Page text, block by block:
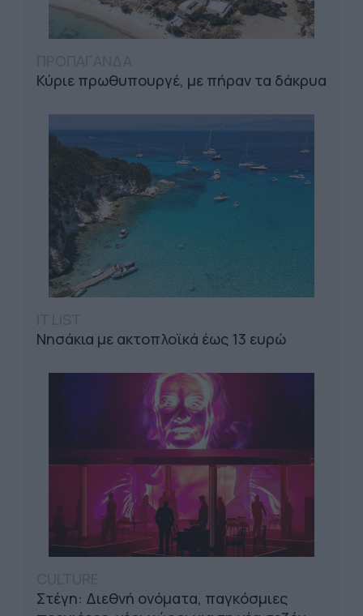
Κύριε πρωθυπουργέ, με πήραν τα δάκρυα
Νησάκια με ακτοπλοϊκά έως 13 ευρώ
Στέγη: Διεθνή ονόματα, παγκόσμιες